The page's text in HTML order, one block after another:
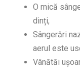
O mică
dinți,
Sângerări
aerul este
Vânătăi